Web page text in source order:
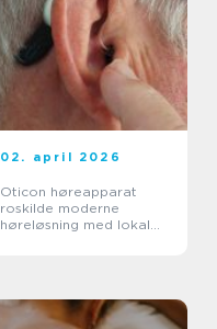
02. april 2026
Oticon høreapparat
roskilde moderne
høreløsning med lokal